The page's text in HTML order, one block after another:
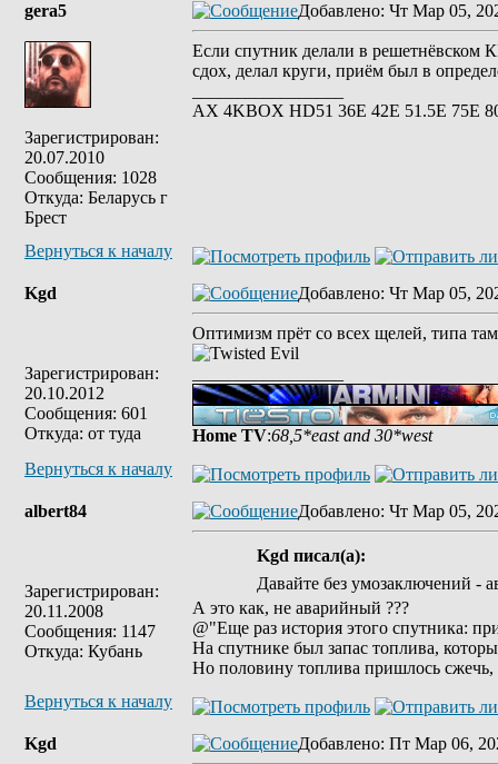
gera5
Зарегистрирован:
20.07.2010
Сообщения: 1028
Откуда: Беларусь г
Брест
Добавлено: Чт Мар 05,
Если спутник делали в решетнёвском
сдох, делал круги, приём был в
АХ 4KBOX HD51 36E 42Е 51.5Е 75Е
Вернуться к началу
Kgd
Зарегистрирован:
20.10.2012
Сообщения: 601
Откуда: от туда
Добавлено: Чт Мар 05,
Оптимизм прёт со всех щелей, типа
Home TV:68,5*east and 30*west
Вернуться к началу
albert84
Зарегистрирован:
20.11.2008
Сообщения: 1147
Откуда: Кубань
Добавлено: Чт Мар 05,
Kgd писал(а):
Давайте без умозаключений -
А это как, не аварийный ???
@"Еще раз история этого спутника:
На спутнике был запас топлива,
Но половину топлива пришлось сжечь,
Вернуться к началу
Kgd Добавлено: Пт Мар 06,